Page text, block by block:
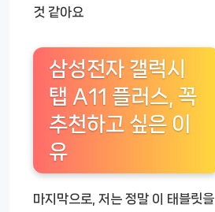
것 같아요
삼성전자 갤럭시
탭 A11 플러스, 꼭
추천하고 싶은 이
유
마지막으로, 저는 정말 이 태블릿을